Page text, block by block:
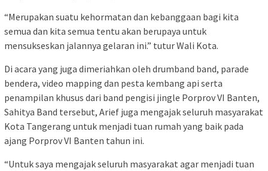
“Merupakan suatu kehormatan dan kebanggaan bagi kita
semua dan kita semua tentu akan berupaya untuk
mensukseskan jalannya gelaran ini.” tutur Wali Kota.
Di acara yang juga dimeriahkan oleh drumband band, parade
bendera, video mapping dan pesta kembang api serta
penampilan khusus dari band pengisi jingle Porprov VI Banten,
Sahitya Band tersebut, Arief juga mengajak seluruh masyarakat
Kota Tangerang untuk menjadi tuan rumah yang baik pada
ajang Porprov VI Banten tahun ini.
“Untuk saya mengajak seluruh masyarakat agar menjadi tuan